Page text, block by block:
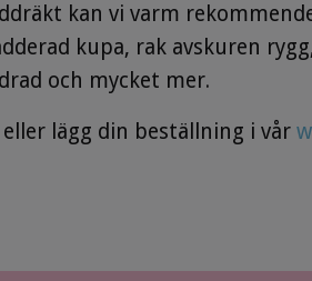
kan vi varm
kupa, rak avskuren
och mycket mer.
lägg din beställning i vår